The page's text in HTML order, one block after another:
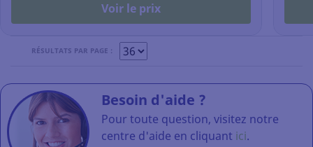
Voir le prix
RÉSULTATS PAR PAGE :
Besoin d'aide ?
Pour toute question, visitez notre
centre d'aide en cliquant ici.